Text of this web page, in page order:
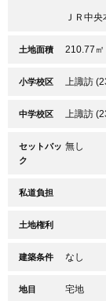
ＪＲ中
土地面積 210.77㎡
小学校区 上諏訪
中学校区 上諏訪
セットバッ
ク
無し
私道負担
土地権利
建築条件 なし
地目 宅地